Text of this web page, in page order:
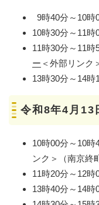
9時40分～10
10時30分～11
11時30分～11
ー ＜外部リンク
13時30分～14
令和8年4月13
10時00分～10
ンク＞
（南京終
11時20分～12
13時40分～14